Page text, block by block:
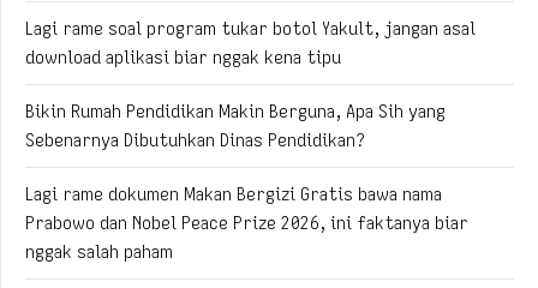
Lagi rame soal program tukar botol Yakult, jangan asal
download aplikasi biar nggak kena tipu
Bikin Rumah Pendidikan Makin Berguna, Apa Sih yang
Sebenarnya Dibutuhkan Dinas Pendidikan?
Lagi rame dokumen Makan Bergizi Gratis bawa nama
Prabowo dan Nobel Peace Prize 2026, ini faktanya biar
nggak salah paham